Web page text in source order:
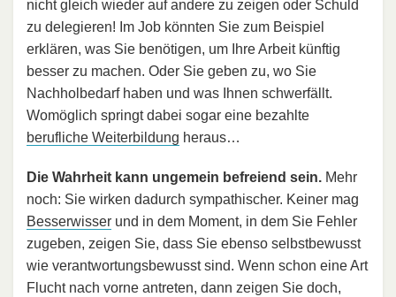
nicht gleich wieder auf andere zu zeigen oder Schuld
zu delegieren! Im Job könnten Sie zum Beispiel
erklären, was Sie benötigen, um Ihre Arbeit künftig
besser zu machen. Oder Sie geben zu, wo Sie
Nachholbedarf haben und was Ihnen schwerfällt.
Womöglich springt dabei sogar eine bezahlte
berufliche Weiterbildung heraus…
Die Wahrheit kann ungemein befreiend sein. Mehr
noch: Sie wirken dadurch sympathischer. Keiner mag
Besserwisser und in dem Moment, in dem Sie Fehler
zugeben, zeigen Sie, dass Sie ebenso selbstbewusst
wie verantwortungsbewusst sind. Wenn schon eine Art
Flucht nach vorne antreten, dann zeigen Sie doch,